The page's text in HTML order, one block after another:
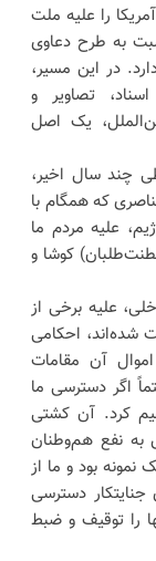
را علیه ملت
به طرح دعاوی
در این مسیر،
تصاویر و
یک اصل
چند سال اخیر،
که همگام با
علیه مردم ما
کوشا و
علیه برخی از
شده‌اند، احکامی
اموال آن مقامات
اگر دسترسی ما
کرد. آن کشتی
به نفع هم‌وطنان
بود و ما از
دسترسی
را توقیف و ضبط